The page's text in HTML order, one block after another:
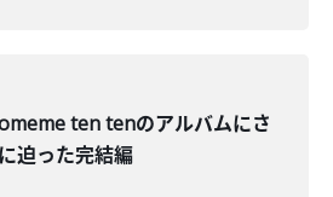
ten tenのアルバムにさ
迫った完結編